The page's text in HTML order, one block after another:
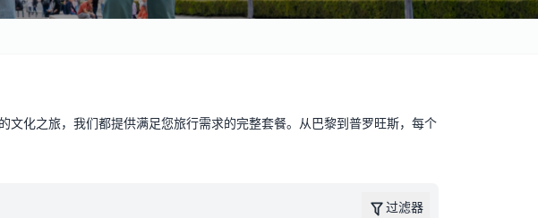
化之旅，我们都提供满足您旅行需求的完整套餐。从巴黎到普罗旺斯，每个
过滤器